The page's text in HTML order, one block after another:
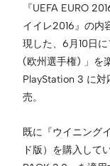
『UEFA EURO
イイレ2016』の内
現した、6月10日
(欧州選手権) 」を
PlayStation 3 に対
売。
既に『ウイニング
ド版）を購入して